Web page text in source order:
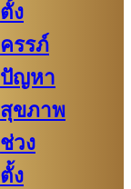
ตั้ง
ครรภ์​
ปัญหา
สุขภาพ
ช่วง
ตั้ง